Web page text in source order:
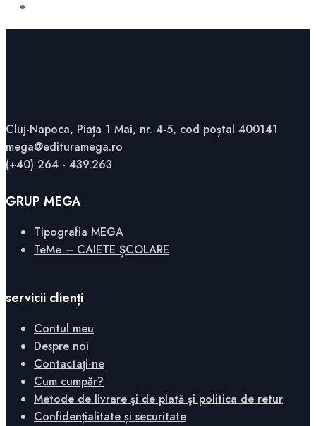
Cluj-Napoca, Piața 1 Mai, nr. 4-5, cod poștal 400141
mega@edituramega.ro
(+40) 264 - 439.263
GRUP MEGA
Tipografia MEGA
TeMe – CAIETE ȘCOLARE
servicii clienți
Contul meu
Despre noi
Contactați-ne
Cum cumpăr?
Metode de livrare şi de plată şi politica de retur
Confidențialitate și securitate